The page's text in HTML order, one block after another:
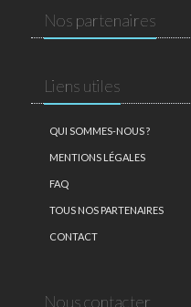
Nos partenaires
Liens utiles
QUI SOMMES-NOUS ?
MENTIONS LÉGALES
FAQ
TOUS NOS PARTENAIRES
CONTACT
Nous contacter